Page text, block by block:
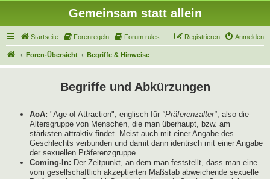
Gemeinsam statt allein
Startseite Forenregeln Forum rules Anmelden
Registrieren
Foren-Übersicht Begriffe & Hinweise
Begriffe und Abkürzungen
AoA: "Age of Attraction", englisch für "Präferenzalter", also die
Altersgruppe von Menschen, die man überhaupt, bzw. am
stärksten attraktiv findet. Meist auch mit einer Angabe des
Geschlechts verbunden und damit dann identisch mit einer Angabe
der sexuellen Präferenzgruppe.
Coming-In: Der Zeitpunkt, an dem man feststellt, dass man eine
vom gesellschaftlich akzeptierten Maßstab abweichende sexuelle